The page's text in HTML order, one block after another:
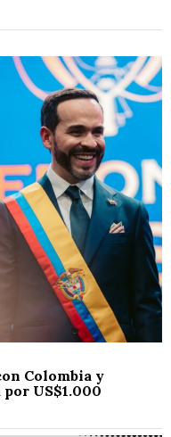
Colombia y
US$1.000